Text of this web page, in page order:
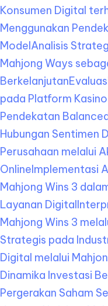
Konsumen Digital
Menggunakan
ModelAnalisis
Mahjong Ways
Berkelanjutan
pada Platform
Pendekatan
Hubungan Sentimen
Perusahaan melalui
OnlineImplementasi
Mahjong Wins 3
Layanan Digital
Mahjong Wins 3
Strategis pada
Digital melalui
Dinamika Investasi
Pergerakan Saham